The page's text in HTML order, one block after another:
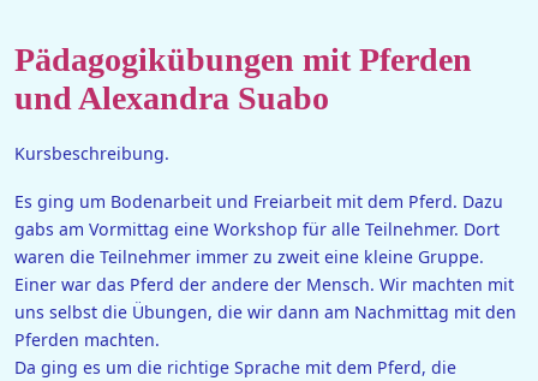
Pädagogikübungen mit Pferden
und Alexandra Suabo
Kursbeschreibung.
Es ging um Bodenarbeit und Freiarbeit mit dem Pferd. Dazu
gabs am Vormittag eine Workshop für alle Teilnehmer. Dort
waren die Teilnehmer immer zu zweit eine kleine Gruppe.
Einer war das Pferd der andere der Mensch. Wir machten mit
uns selbst die Übungen, die wir dann am Nachmittag mit den
Pferden machten.
Da ging es um die richtige Sprache mit dem Pferd, die